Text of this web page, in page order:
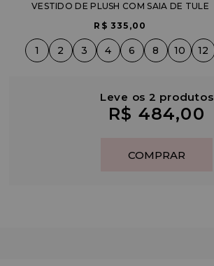
VESTIDO DE PLUSH COM SAIA DE TULE
R$ 335,00
1 2 3 4 6 8 10 12
Leve os 2 produtos
R$ 484,00